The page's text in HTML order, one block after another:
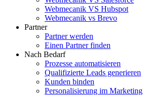
Webmecanik VS Hubspot
Webmecanik vs Brevo
Partner
Partner werden
Einen Partner finden
Nach Bedarf
Prozesse automatisieren
Qualifizierte Leads generieren
Kunden binden
Personalisierung im Marketing